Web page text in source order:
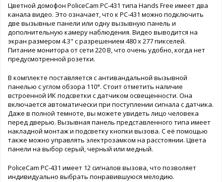
Цветной домофон PoliceCam PC-431 типа Hands Free имеет два
канала видео. Это означает, что к PC-431 можно подключить
две вызывные панели или одну вызывную панель и
дополнительную камеру наблюдения. Видео выводится на
экран размером 4.3" с разрешением 480 x 277 пикселей.
Питание монитора от сети 220 В, что очень удобно, когда нет
предусмотренной розетки.
В комплекте поставляется с антивандальной вызывной
панелью с углом обзора 110°. Стоит отметить наличие
встроенной ИК подсветки с датчиком освещенности. Она
включается автоматически при поступлении сигнала с датчика.
Даже в полной темноте, вы можете увидеть лицо человека
перед дверью. Вызывная панель представленного типа имеет
накладной монтаж и подсветку кнопки вызова. С её помощью
также можно управлять электрозамком на расстоянии. Цвета
панели на выбор серый, черный или медный.
PoliceCam PC-431 имеет 12 сигналов вызова, что позволяет
индивидуально выбрать понравившуюся мелодию.